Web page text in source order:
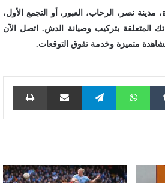
نصر، الرحاب، العبور، أو التجمع الأول،
المتعلقة بتركيب وصيانة الدش. اتصل الآن
واتساب تيلقرام مشاركة عبر البريد